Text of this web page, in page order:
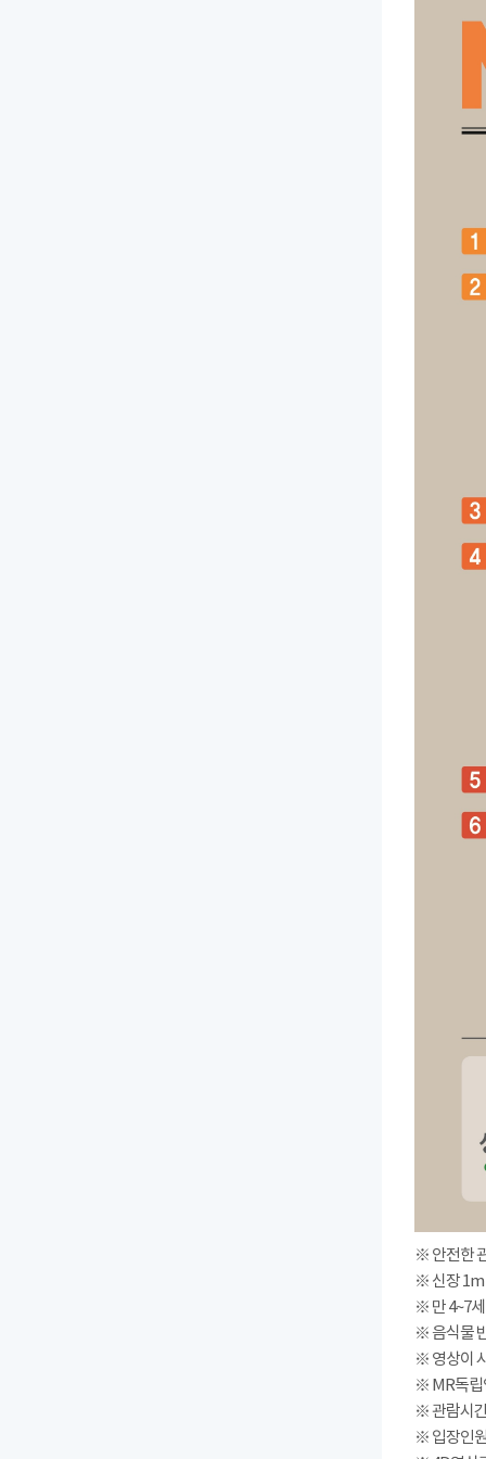
※ 안전한
※ 신장 1m
※ 만 4~7
※ 음식물
※ 영상이
※ MR독립
※ 관람시
※ 입장인